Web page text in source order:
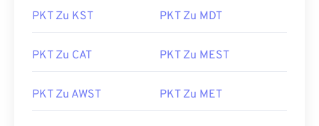
PKT Zu KST PKT Zu MDT
PKT Zu CAT PKT Zu MEST
PKT Zu AWST PKT Zu MET